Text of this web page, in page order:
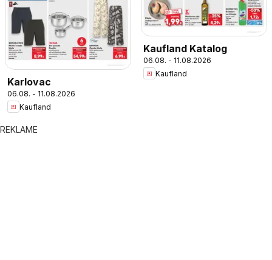
Karlovac
06.08. - 11.08.2026
Kaufland
Kaufland Katalog
06.08. - 11.08.2026
Kaufland
REKLAME